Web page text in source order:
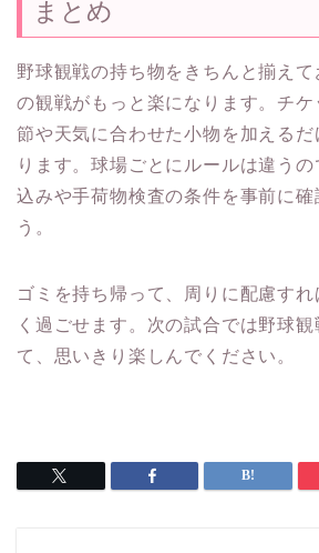
まとめ
野球観戦の持ち物をきちんと揃え
の観戦がもっと楽になります。チ
節や天気に合わせた小物を加える
ります。球場ごとにルールは違う
込みや手荷物検査の条件を事前に確
う。
ゴミを持ち帰って、周りに配慮す
く過ごせます。次の試合では野球観
て、思いきり楽しんでください。